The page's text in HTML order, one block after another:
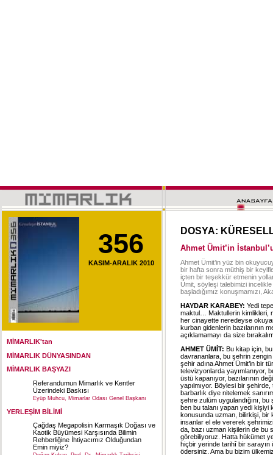
356
KASIM-ARALIK 2010
MİMARLIK'tan
MİMARLIK DÜNYASINDAN
MİMARLIK BAŞYAZI
Referandumun Mimarlık ve Kentler
Üzerindeki Baskısı
Eyüp Muhcu, Mimarlar Odası Genel Başkanı
YERLEŞİM BİLİMİ
Çağdaş Megapolisin Karmaşık Doğası ve
Kaotik Büyümesi Karşısında Bilimin
Rehberliğine İhtiyacımız Olduğundan
Emin miyiz?
DOSYA:
Ahmet Ümit’in
Ahmet Ümit’in yüz bin
bir hafta sonra müthiş bir
içten bir teşekkür etmenin
Ümit, söyleşi talebimizi
başladığımız konuşmamızı,
HAYDAR KARABEY: Yedi
maktul… Maktullerin kimlikleri,
her cinayette neredeyse
kurban gidenlerin bazılarının
açıklamamayı da size
AHMET ÜMİT: Bu kitap için,
davrananlara, bu şehrin zengin
şehir adına Ahmet Ümit’in bir
televizyonlarda yayımlanıyor,
üstü kapanıyor, bazılarının
yapılmıyor. Böylesi bir
barbarlık diye nitelemek
şehre zulüm uygulandığını,
ben bu talanı yapan yedi kişiyi
konusunda uzman, bilirkişi, bir
insanlar el ele vererek
da, bazı uzman kişilerin de bu
görebiliyoruz. Hatta hükümet
hiçbir yerinde tarihî bir sarayın
ödersiniz. Ama bu bizim